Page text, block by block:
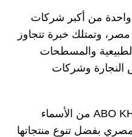
من أكبر شركات
وتمتلك خبرة تتجاوز
الطبيعية والمسطحات
النجارة وشركات
ABO KHALED WOOD SHOP من الأسماء
بفضل تنوع منتجاتها